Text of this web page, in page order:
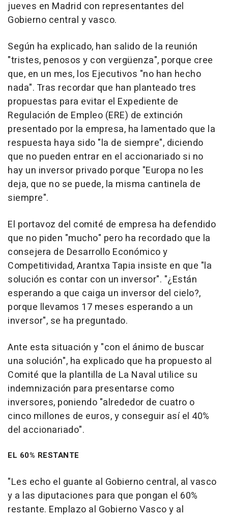
jueves en Madrid con representantes del
Gobierno central y vasco.
Según ha explicado, han salido de la reunión
"tristes, penosos y con vergüenza", porque cree
que, en un mes, los Ejecutivos "no han hecho
nada". Tras recordar que han planteado tres
propuestas para evitar el Expediente de
Regulación de Empleo (ERE) de extinción
presentado por la empresa, ha lamentado que la
respuesta haya sido "la de siempre", diciendo
que no pueden entrar en el accionariado si no
hay un inversor privado porque "Europa no les
deja, que no se puede, la misma cantinela de
siempre".
El portavoz del comité de empresa ha defendido
que no piden "mucho" pero ha recordado que la
consejera de Desarrollo Económico y
Competitividad, Arantxa Tapia insiste en que "la
solución es contar con un inversor". "¿Están
esperando a que caiga un inversor del cielo?,
porque llevamos 17 meses esperando a un
inversor", se ha preguntado.
Ante esta situación y "con el ánimo de buscar
una solución", ha explicado que ha propuesto al
Comité que la plantilla de La Naval utilice su
indemnización para presentarse como
inversores, poniendo "alrededor de cuatro o
cinco millones de euros, y conseguir así el 40%
del accionariado".
EL 60% RESTANTE
"Les echo el guante al Gobierno central, al vasco
y a las diputaciones para que pongan el 60%
restante. Emplazo al Gobierno Vasco y al